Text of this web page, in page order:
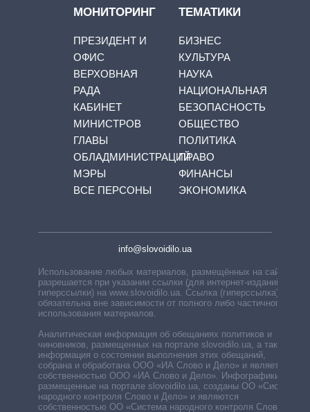
МОНИТОРИНГ
ПРЕЗИДЕНТ И
ОФИС
ВЕРХОВНАЯ
РАДА
КАБИНЕТ
МИНИСТРОВ
ГЛАВЫ
ОБЛАДМИНИСТРАЦИЙ
МЭРЫ
ВСЕ ПЕРСОНЫ
ТЕМАТИКИ
БИЗНЕС
КУЛЬТУРА
НАУКА
НАЦИОНАЛЬНАЯ
БЕЗОПАСНОСТЬ
ОБЩЕСТВО
ПОЛИТИКА
ПРАВО
ФИНАНСЫ
ЭКОНОМИКА
info@slovoidilo.ua
Использование любых материалов, размещённых на сайте,
разрешается при указании ссылки (для интернет-изданий —
гиперссылки) на www.slovoidilo.ua. Ссылка (гиперссылка)
обязательна вне зависимости от полного либо частичного
использования материалов.
Аналитическая информация об обещаниях политиков и
чиновников, размещенных на портале slovoidilo.ua, а также
информация о состоянии выполнения этих обещаний,
собрана и обработана ООО «ИА Слово и Дело» и является
собственностью ООО «ИА Слово и Дело». Инфографики,
размещенные на портале slovoidilo.ua, созданы ОО «Система
народного контроля Слово и Дело» и являются
собственностью ОО «Система народного контроля Слово и